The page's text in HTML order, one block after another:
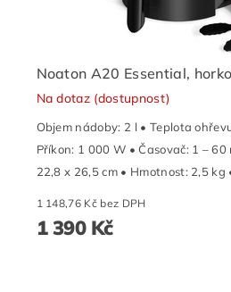
Noaton A20 Essential,
Na dotaz (dostupnost)
Objem nádoby: 2 l • Teplota
Příkon: 1 000 W • Časovač: 1 –
22,8 x 26,5 cm • Hmotnost: 2,5 kg
1 148,76 Kč bez DPH
1 390 Kč